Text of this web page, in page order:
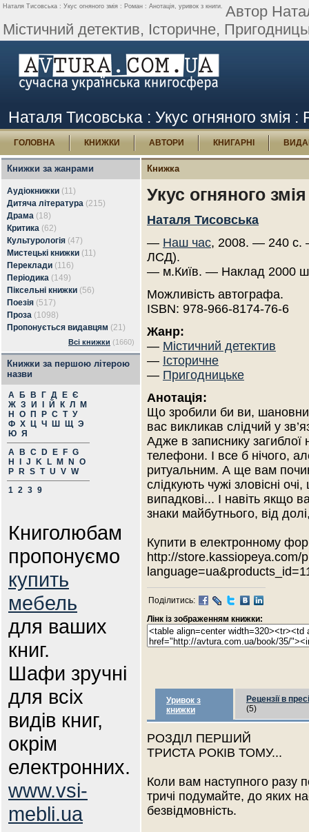
Наталя Тисовська : Укус огняного змія : Роман : Анотація, уривок з книги. Автор
Містичний детектив, Історичне,
Наталя Тисовська : Укус огняного змія
ГОЛОВНА КНИЖКИ АВТОРИ КНИГАРНІ
Книжки за жанрами
Аудіокнижки (11)
Дитяча література (215)
Драма (18)
Критика (62)
Культурологія (47)
Мистецькі книжки (11)
Переклади (116)
Періодика (149)
Піксельні книжки (56)
Поезія (517)
Проза (1098)
Пропонується видавцям (21)
Всі книжки (1660)
Книжки за першою літерою
назви
А Б В Г Д Е Є
Ж З И Й К Л
М
Н
О П Р С Т У
Ф Х Ц Ч Ш Щ Э
Ю Я
A
B C D E F G
H
J K L M N
O
P
R S T U V W
1 2 3 9
Книголюбам
пропонуємо
купить
мебель
для ваших
книг.
Шафи зручні
для всіх
видів книг,
окрім
електронних.
www.vsi-
mebli.ua
Книжка
Укус огняного
Наталя Тисовська
— Наш час, 2008. — 240 с.
ЛСД).
— м.Київ. — Наклад 2000
Можливість автографа.
ISBN: 978-966-8174-76-6
Жанр:
— Містичний детектив
— Історичне
— Пригодницьке
Анотація:
Що зробили би ви,
вас викликав слідчий у
Адже в записнику загиблої
телефони. І все б нічого,
ритуальним. А ще вам
слідкують чужі зловісні
випадкові... І навіть якщо
знаки майбутнього, від
Купити в електронному
http://store.kassiopeya.com/
Поділитись:
Лінк із зображенням книжки:
Уривок з
книжки
Рецензії в пресі
(5)
РОЗДІЛ ПЕРШИЙ
ТРИСТА РОКІВ ТОМУ...
Коли вам наступного разу
тричі подумайте, до яких
безвідмовність.